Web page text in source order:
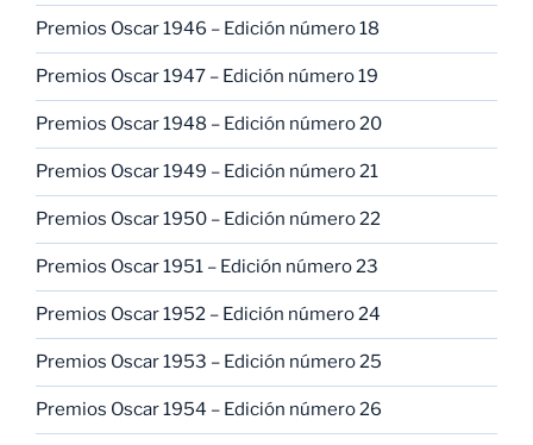
Premios Oscar 1946 – Edición número 18
Premios Oscar 1947 – Edición número 19
Premios Oscar 1948 – Edición número 20
Premios Oscar 1949 – Edición número 21
Premios Oscar 1950 – Edición número 22
Premios Oscar 1951 – Edición número 23
Premios Oscar 1952 – Edición número 24
Premios Oscar 1953 – Edición número 25
Premios Oscar 1954 – Edición número 26